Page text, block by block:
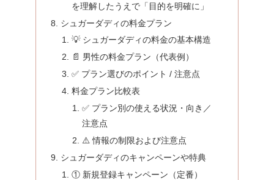
を理解したうえで「目的を明確に」
シュガーダディの料金プラン
💡 シュガーダディの料金の基本構造
📄 男性の料金プラン（代表例）
✅ プラン選びのポイント / 注意点
料金プラン比較表
✅ プラン別の使える状況・向き／
注意点
⚠️ 情報の制限および注意点
シュガーダディのキャンペーンや特典
① 新規登録キャンペーン（定番）